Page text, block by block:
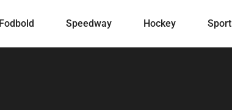
Fodbold Speedway Hockey Sport